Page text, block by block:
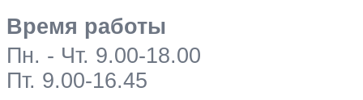
Время работы
Пн. - Чт. 9.00-18.00
Пт. 9.00-16.45